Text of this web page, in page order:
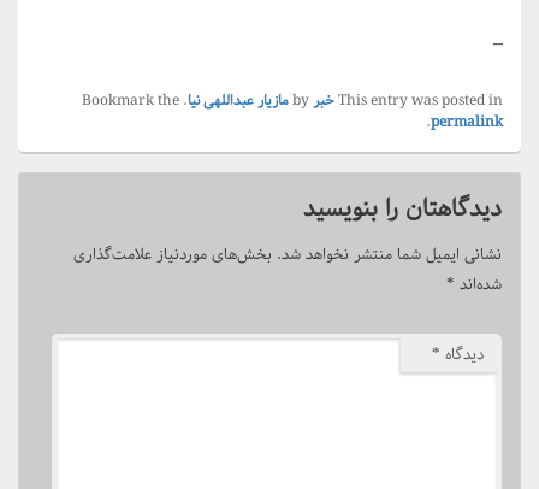
–
This entry was posted inخبر مازیار عبداللهی نیا. Bookmark the
permalink
.
دیدگاهتان را بنویسید
نشانی ایمیل شما منتشر نخواهد شد. بخش‌های موردنیاز علامت‌گذاری
شده‌اند *
دیدگاه *